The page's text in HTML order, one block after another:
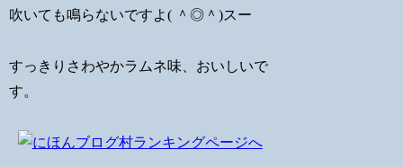
吹いても鳴らないですよ( ＾◎＾)スー
すっきりさわやかラムネ味、おいしいで
す。